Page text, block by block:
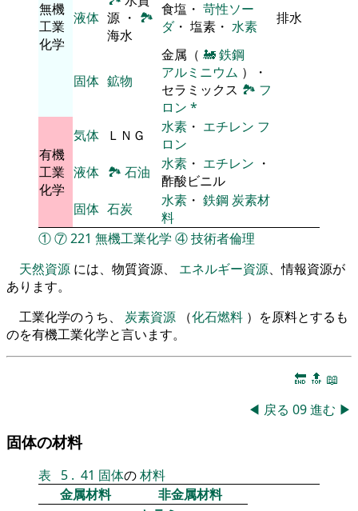
無機
工業
化学
液体 源 ・ 🏞
海水
食塩・ 苛性ソー
ダ・ 塩素・ 水素 排水
固体 鉱物
金属（ 🚂鉄鋼
アルミニウム ）・
セラミックス 🏞 フ
ロン *
有機
工業
化学
気体 ＬＮＧ 水素 ・ エチレン フ
ロン
液体 🏞 石油 水素 ・ エチレン ・
酢酸ビニル
固体 石炭 水素 ・ 鉄鋼炭素材
料
①⑦221 無機工業化学 ④技術者倫理
天然資源 には、物質資源、 エネルギー資源、情報資源が
あります。
工業化学のうち、 炭素資源 （化石燃料 ）を原料とするも
のを有機工業化学と言います。
🔚 🔝 📖
◀ 戻る 09進む ▶
固体の材料
表 5 . 41 固体の材料
金属材料
非金属材料